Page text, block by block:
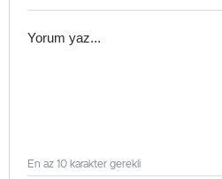
En az 10 karakter gerekli